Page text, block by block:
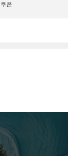
폰